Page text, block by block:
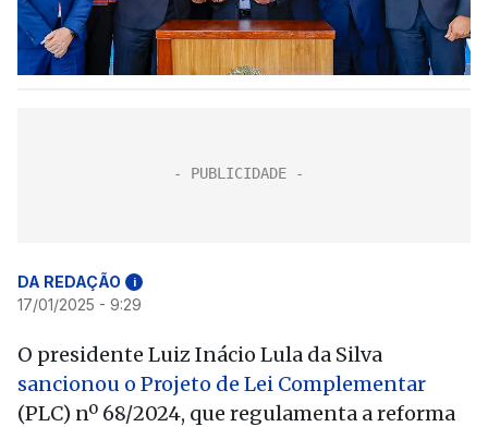
DA REDAÇÃO i
17/01/2025 - 9:29
O presidente Luiz Inácio Lula da Silva
sancionou o Projeto de Lei Complementar
(PLC) nº 68/2024, que regulamenta a reforma